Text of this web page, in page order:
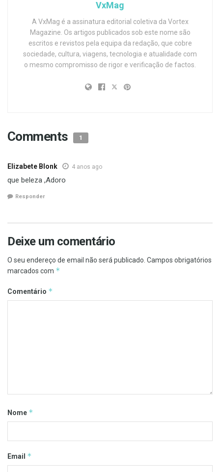
VxMag
A VxMag é a assinatura editorial coletiva da Vortex
Magazine. Os artigos publicados sob este nome são
escritos e revistos pela equipa da redação, que cobre
sociedade, cultura, viagens, tecnologia e atualidade com
o mesmo compromisso de rigor e verificação de factos.
Comments 1
Elizabete Blonk 4 anos ago
que beleza ,Adoro
Responder
Deixe um comentário
O seu endereço de email não será publicado. Campos obrigatórios
marcados com *
Comentário *
Nome *
Email *